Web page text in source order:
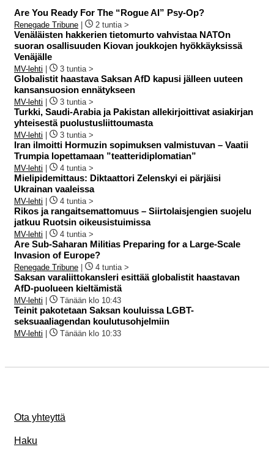
Are You Ready For The “Rogue AI” Psy-Op?
Renegade Tribune | 2 tuntia >
Venäläisten hakkerien tietomurto vahvistaa NATOn
suoran osallisuuden Kiovan joukkojen hyökkäyksissä
Venäjälle
MV-lehti | 3 tuntia >
Globalistit haastava Saksan AfD kapusi jälleen uuteen
kansansuosion ennätykseen
MV-lehti | 3 tuntia >
Turkki, Saudi-Arabia ja Pakistan allekirjoittivat asiakirjan
yhteisestä puolustusliittoumasta
MV-lehti | 3 tuntia >
Iran ilmoitti Hormuzin sopimuksen valmistuvan – Vaatii
Trumpia lopettamaan ”teatteridiplomatian”
MV-lehti | 4 tuntia >
Mielipidemittaus: Diktaattori Zelenskyi ei pärjäisi
Ukrainan vaaleissa
MV-lehti | 4 tuntia >
Rikos ja rangaitsemattomuus – Siirtolaisjengien suojelu
jatkuu Ruotsin oikeusistuimissa
MV-lehti | 4 tuntia >
Are Sub-Saharan Militias Preparing for a Large-Scale
Invasion of Europe?
Renegade Tribune | 4 tuntia >
Saksan varaliittokansleri esittää globalistit haastavan
AfD-puolueen kieltämistä
MV-lehti | Tänään klo 10:43
Teinit pakotetaan Saksan kouluissa LGBT-
seksuaaliagendan koulutusohjelmiin
MV-lehti | Tänään klo 10:33
Ota yhteyttä
Haku